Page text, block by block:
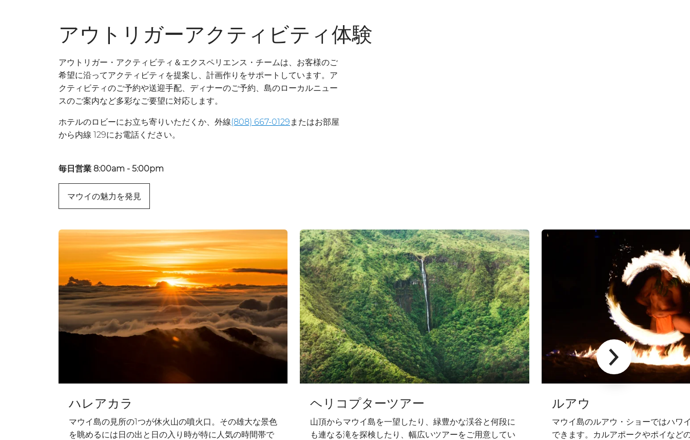
アウトリガーアクティビティ体験
アウトリガー・アクティビティ＆エクスペリエンス・チームは、お客様のご
希望に沿ってアクティビティを提案し、計画作りをサポートしています。ア
クティビティのご予約や送迎手配、ディナーのご予約、島のローカルニュー
スのご案内など多彩なご要望に対応します。
ホテルのロビーにお立ち寄りいただくか、外線(808) 667-0129 またはお部屋
から内線 129にお電話ください。
毎日営業 8:00am - 5:00pm
マウイの魅力を発見
ハレアカラ
マウイ島の見所の1つが休火山の噴火口。その雄大な景色
を眺めるには日の出と日の入り時が特に人気の時間帯で
ヘリコプターツアー
山頂からマウイ島を一望したり、緑豊かな渓谷と何段に
も連なる滝を探検したり、幅広いツアーをご用意してい
ルアウ
マウイ島のルアウ・ショーではハワ
できます。カルアポークやポイなど